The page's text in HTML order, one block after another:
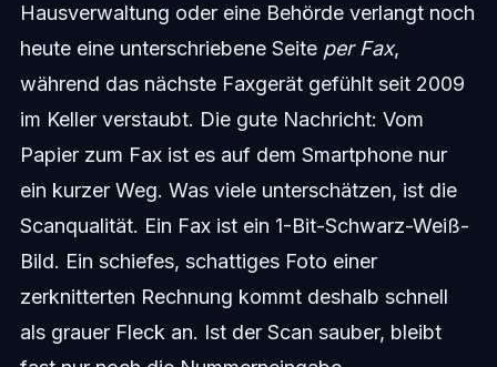
Hausverwaltung oder eine Behörde verlangt noch
heute eine unterschriebene Seite per Fax,
während das nächste Faxgerät gefühlt seit 2009
im Keller verstaubt. Die gute Nachricht: Vom
Papier zum Fax ist es auf dem Smartphone nur
ein kurzer Weg. Was viele unterschätzen, ist die
Scanqualität. Ein Fax ist ein 1-Bit-Schwarz-Weiß-
Bild. Ein schiefes, schattiges Foto einer
zerknitterten Rechnung kommt deshalb schnell
als grauer Fleck an. Ist der Scan sauber, bleibt